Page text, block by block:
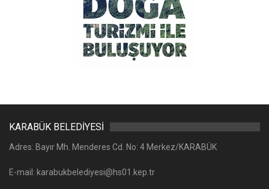
KARABÜK BELEDİYESİ
Adres: Bayır Mh. Menderes Cd. No: 4 Merkez/KARABÜK
E-mail: karabukbelediyesi@hs01.kep.tr